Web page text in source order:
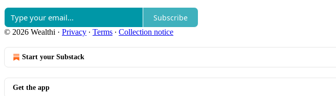
Subscribe
© 2026 Wealthi · Privacy ∙ Terms ∙ Collection notice
Start your Substack
Get the app